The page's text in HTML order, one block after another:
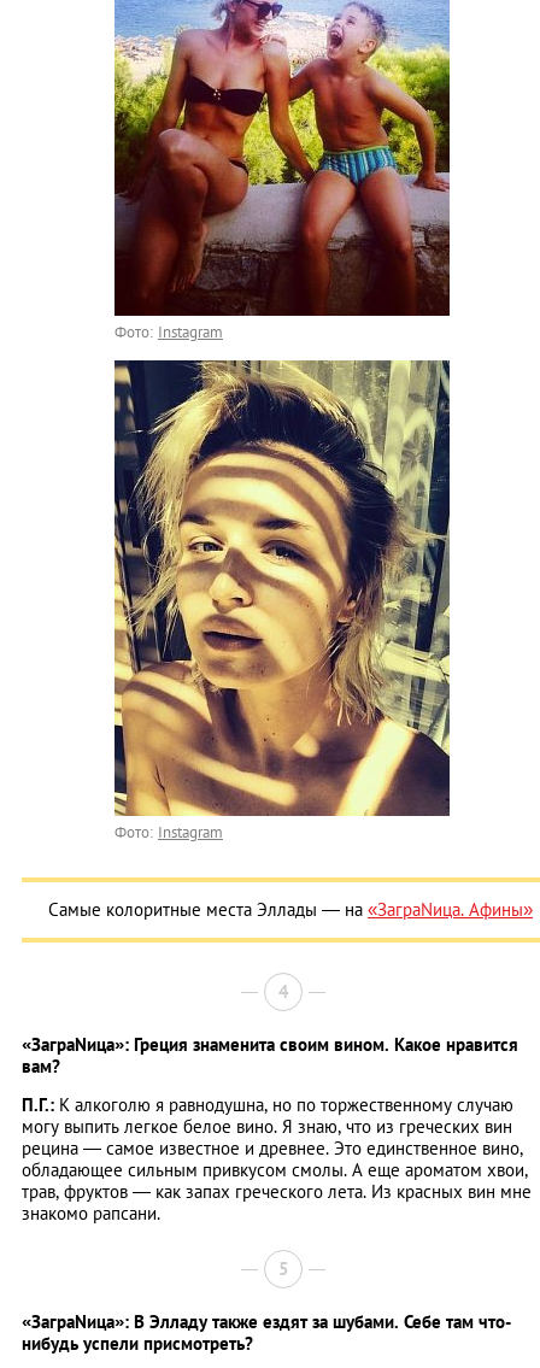
Фото: Instagram
Фото: Instagram
Самые колоритные места Эллады ― на «ЗаграNица. Афины»
4
«ЗаграNица»: Греция знаменита своим вином. Какое нравится
вам?
П.Г.: К алкоголю я равнодушна, но по торжественному случаю
могу выпить легкое белое вино. Я знаю, что из греческих вин
рецина — самое известное и древнее. Это единственное вино,
обладающее сильным привкусом смолы. А еще ароматом хвои,
трав, фруктов — как запах греческого лета. Из красных вин мне
знакомо рапсани.
5
«ЗаграNица»: В Элладу также ездят за шубами. Себе там что-
нибудь успели присмотреть?